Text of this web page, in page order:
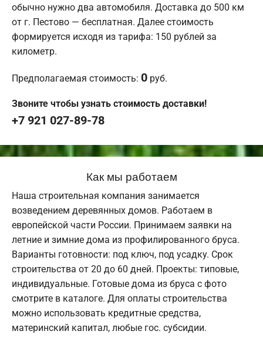
обычно нужно два автомобиля. Доставка до 500 км
от г. Пестово — бесплатная. Далее стоимость
формируется исходя из тарифа: 150 рублей за
километр.
Предполагаемая стоимость: 0 руб.
Звоните чтобы узнать стоимость доставки!
+7 921 027-89-78
Как мы работаем
Наша строительная компания занимается
возведением деревянных домов. Работаем в
европейской части России. Принимаем заявки на
летние и зимние дома из профилированного бруса.
Варианты готовности: под ключ, под усадку. Срок
строительства от 20 до 60 дней. Проекты: типовые,
индивидуальные. Готовые дома из бруса с фото
смотрите в каталоге. Для оплаты строительства
можно использовать кредитные средства,
материнский капитал, любые гос. субсидии.